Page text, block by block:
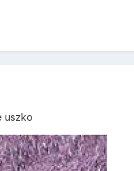
uszko